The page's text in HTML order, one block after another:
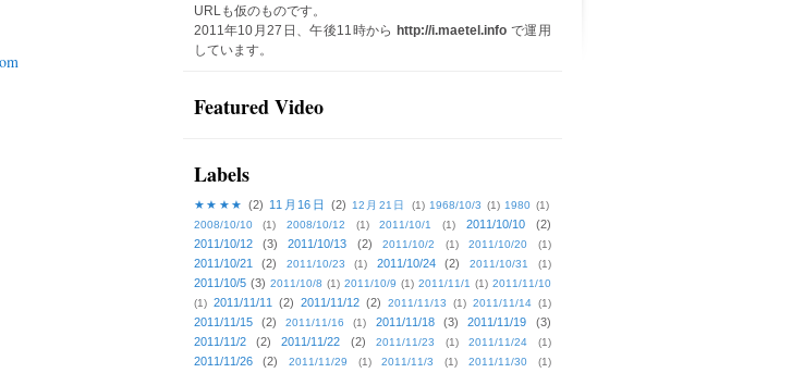
URLも仮のものです。
2011年10月27日、午後11時から http://i.maetel.info で運用
しています。
Featured Video
Labels
★★★★ (2) 11月16日 (2) 12月21日 (1) 1968/10/3 (1) 1980 (1)
2008/10/10
(1) 2008/10/12 (1) 2011/10/1 (1) 2011/10/10
(2)
2011/10/12
(3) 2011/10/13 (2) 2011/10/2 (1) 2011/10/20 (1)
2011/10/21 (2) 2011/10/23 (1) 2011/10/24 (2) 2011/10/31 (1)
2011/10/5 (3) 2011/10/8 (1) 2011/10/9 (1) 2011/11/1 (1) 2011/11/10
(1) 2011/11/11 (2) 2011/11/12 (2) 2011/11/13 (1) 2011/11/14 (1)
2011/11/15 (2) 2011/11/16 (1) 2011/11/18 (3) 2011/11/19
(3)
2011/11/2
(2) 2011/11/22 (2) 2011/11/23 (1) 2011/11/24 (1)
2011/11/26 (2) 2011/11/29 (1) 2011/11/3 (1) 2011/11/30 (1)